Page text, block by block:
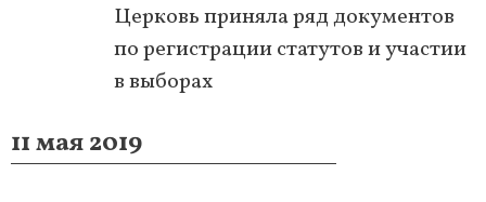
Церковь приняла ряд документов
по регистрации статутов и участии
в выборах
11 мая 2019